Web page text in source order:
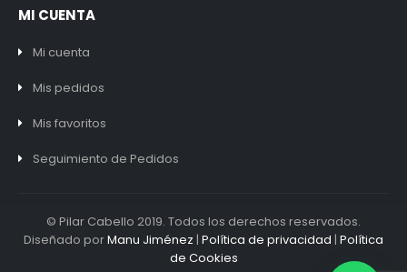
MI CUENTA
Mi cuenta
Mis pedidos
Mis favoritos
Seguimiento de Pedidos
© Pilar Cabello 2019. Todos los derechos reservados.
Diseñado porManu Jiménez | Política de privacidad | Política
de Cookies